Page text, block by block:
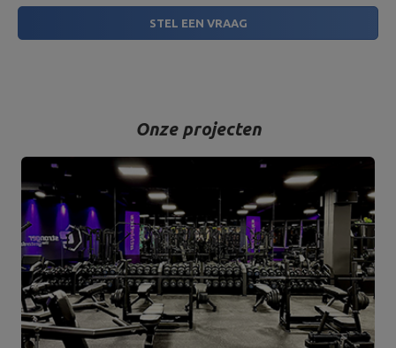
STEL EEN VRAAG
Onze projecten